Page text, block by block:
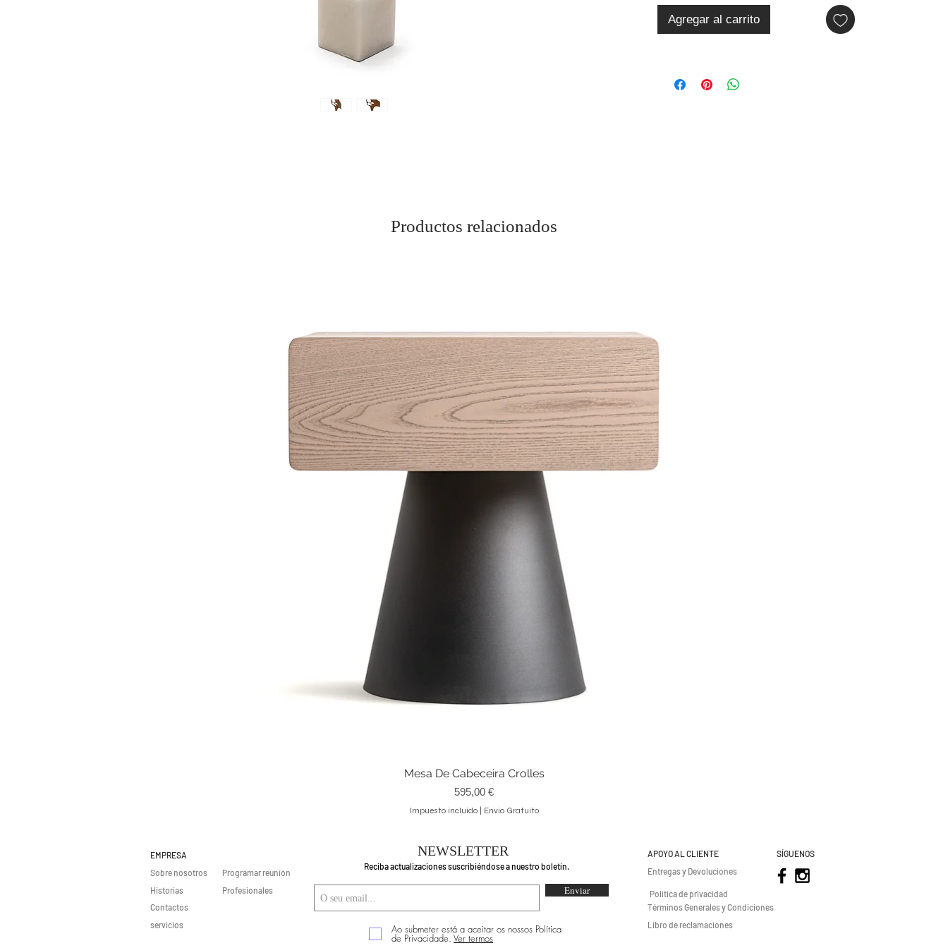
Agregar al carrito
Productos relacionados
Vista rápida
Mesa De Cabeceira Crolles
Precio
595,00 €
Impuesto incluido| Envio Gratuito
EMPRESA
Sobre nosotros
Historias
Contactos
Programar reunión
Profesionales
servicios
NEWSLETTER
Reciba actualizaciones suscribiéndose a nuestro boletín.
Enviar
Ao submeter está a aceitar os nossos Política
de Privacidade. Ver termos
APOYO AL CLIENTE
Entregas y Devoluciones
SÍGUENOS
Política de privacidad
Términos Generales y Condiciones
Libro de reclamaciones